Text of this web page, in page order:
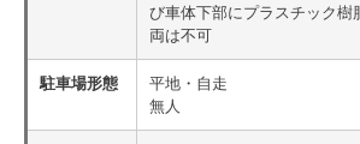
び車体下部にプラスチック樹
両は不可
駐車場形態
平地・自走
無人